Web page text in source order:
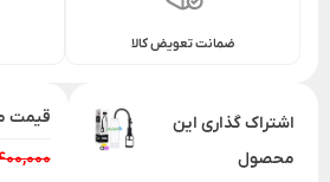
ضمانت تعویض کالا
اشتراک گذاری این
محصول
قیمت
1,400,000